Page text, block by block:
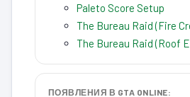
Paleto Score Setup
The Bureau Raid (Fire
The Bureau Raid (Roof
ПОЯВЛЕНИЯ В GTA ONLINE: